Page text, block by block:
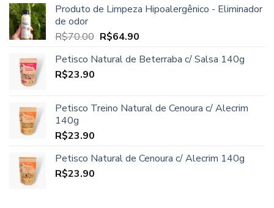
era:
é:
Produto de Limpeza Hipoalergênico - Eliminador
de odor
R$70.00 O
original
R$64.90O
atual
Petisco Natural de Beterraba c/ Salsa 140g
R$23.90
Petisco Treino Natural de Cenoura c/ Alecrim
140g
R$23.90
Petisco Natural de Cenoura c/ Alecrim 140g
R$23.90